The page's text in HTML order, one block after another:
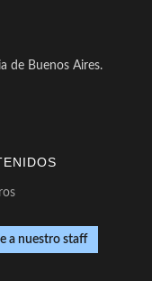
de Buenos Aires.
a nuestro staff